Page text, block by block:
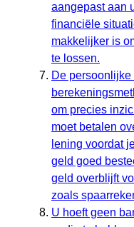
aangepast aan
financiële
makkelijker is
te lossen.
De
om precies
moet betalen
lening voordat
geld goed
geld overblijft
zoals
U hoeft geen